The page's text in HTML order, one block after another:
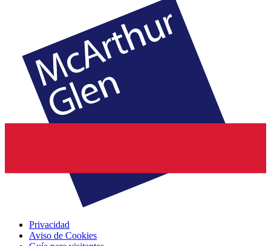
Privacidad
Aviso de Cookies